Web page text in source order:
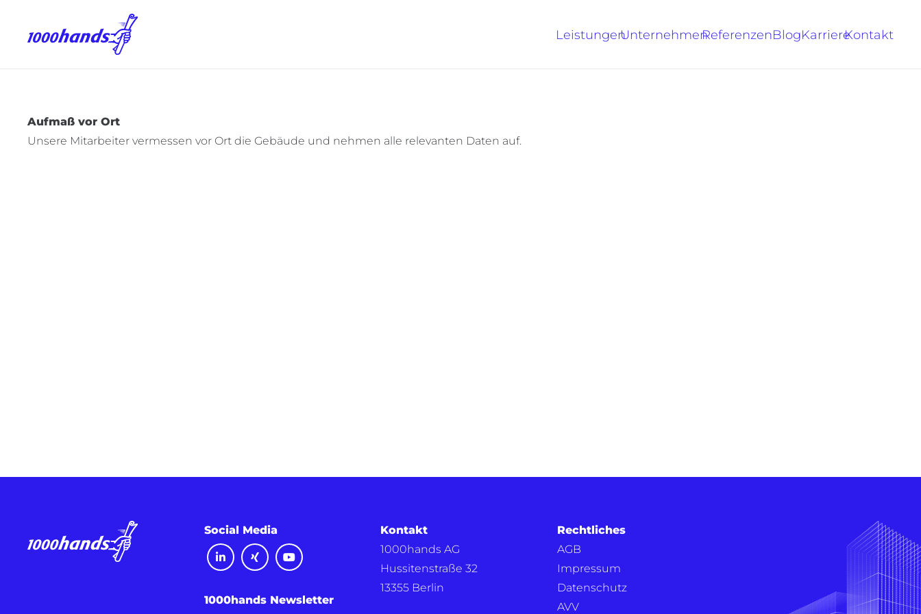
LeistungenUnternehmenReferenzenBlogKarriereKontakt
Aufmaß vor Ort
Unsere Mitarbeiter vermessen vor Ort die Gebäude und nehmen alle relevanten Daten auf.
Social Media
1000hands Newsletter
Kontakt
1000hands AG
Hussitenstraße 32
13355 Berlin
Rechtliches
AGB
Impressum
Datenschutz
AVV